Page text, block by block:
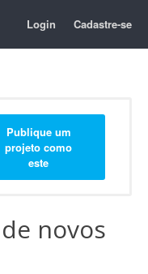
Login Cadastre-se
Publique um
projeto como
este
novos